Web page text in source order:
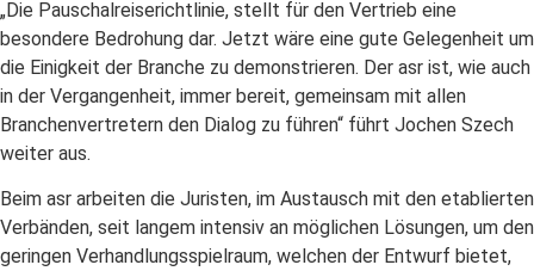
„Die Pauschalreiserichtlinie, stellt für den Vertrieb eine
besondere Bedrohung dar. Jetzt wäre eine gute Gelegenheit um
die Einigkeit der Branche zu demonstrieren. Der asr ist, wie auch
in der Vergangenheit, immer bereit, gemeinsam mit allen
Branchenvertretern den Dialog zu führen“ führt Jochen Szech
weiter aus.
Beim asr arbeiten die Juristen, im Austausch mit den etablierten
Verbänden, seit langem intensiv an möglichen Lösungen, um den
geringen Verhandlungsspielraum, welchen der Entwurf bietet,